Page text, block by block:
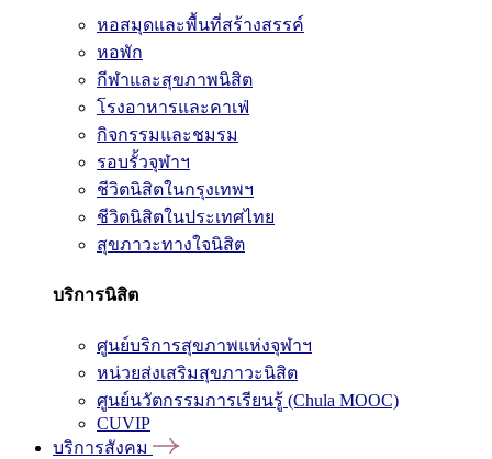
หอสมุดและพื้นที่สร้างสรรค์
หอพัก
กีฬาและสุขภาพนิสิต
โรงอาหารและคาเฟ่
กิจกรรมและชมรม
รอบรั้วจุฬาฯ
ชีวิตนิสิตในกรุงเทพฯ
ชีวิตนิสิตในประเทศไทย
สุขภาวะทางใจนิสิต
บริการนิสิต
ศูนย์บริการสุขภาพแห่งจุฬาฯ
หน่วยส่งเสริมสุขภาวะนิสิต
ศูนย์นวัตกรรมการเรียนรู้ (Chula MOOC)
CUVIP
บริการสังคม